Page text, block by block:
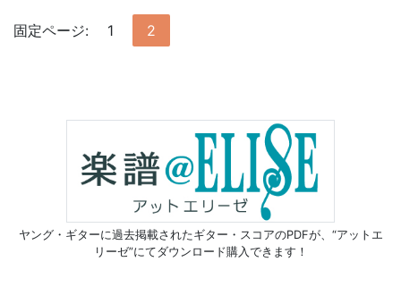
固定ページ: 1 2
ヤング・ギターに過去掲載されたギター・スコアのPDFが、 “アットエ
リーゼ”にてダウンロード購入できます！